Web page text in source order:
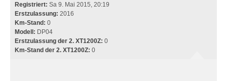
Registriert: Sa 9. Mai 2015, 20:19
Erstzulassung: 2016
Km-Stand: 0
Modell: DP04
Erstzulassung der 2. XT1200Z: 0
Km-Stand der 2. XT1200Z: 0